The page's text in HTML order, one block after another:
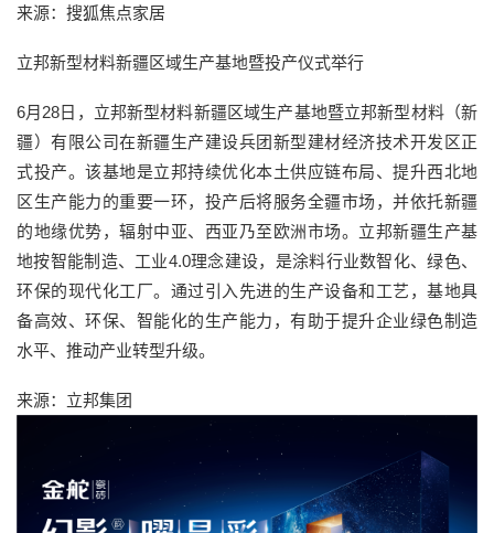
来源：搜狐焦点家居
立邦新型材料新疆区域生产基地暨投产仪式举行
6月28日，立邦新型材料新疆区域生产基地暨立邦新型材料（新
疆）有限公司在新疆生产建设兵团新型建材经济技术开发区正
式投产。该基地是立邦持续优化本土供应链布局、提升西北地
区生产能力的重要一环，投产后将服务全疆市场，并依托新疆
的地缘优势，辐射中亚、西亚乃至欧洲市场。立邦新疆生产基
地按智能制造、工业4.0理念建设，是涂料行业数智化、绿色、
环保的现代化工厂。通过引入先进的生产设备和工艺，基地具
备高效、环保、智能化的生产能力，有助于提升企业绿色制造
水平、推动产业转型升级。
来源：立邦集团